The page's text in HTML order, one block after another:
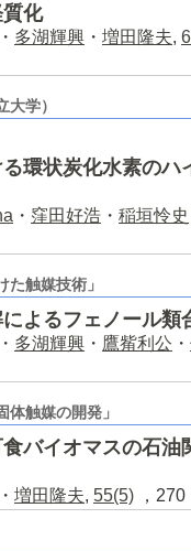
化
・ 多湖輝興 ・ 増田隆夫,
学）
環状炭化水素のハ
・ 窪田好浩 ・ 稲垣怜史
触媒技術」
よるフェノール類
・ 多湖輝興 ・ 鷹觜利公 ・
触媒の開発」
バイオマスの石油
・ 増田隆夫, 55(5) ，